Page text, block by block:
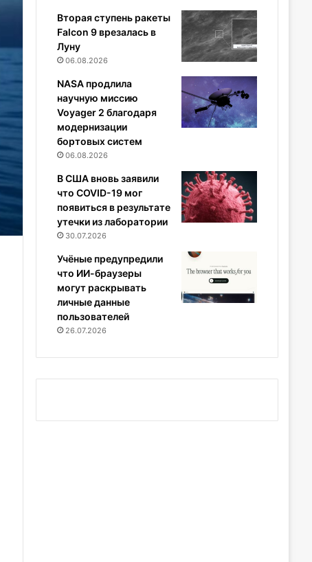
Вторая ступень ракеты
Falcon 9 врезалась в
Луну
06.08.2026
NASA продлила
научную миссию
Voyager 2 благодаря
модернизации
бортовых систем
06.08.2026
В США вновь заявили
что COVID-19 мог
появиться в результате
утечки из лаборатории
30.07.2026
Учёные предупредили
что ИИ-браузеры
могут раскрывать
личные данные
пользователей
26.07.2026